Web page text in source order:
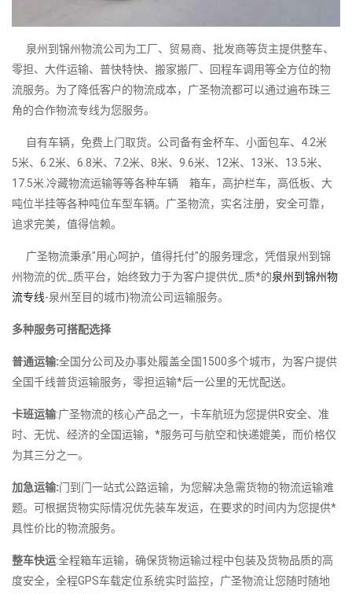
泉州到锦州物流公司为工厂、贸易商、批发商等货主提供整车、
零担、大件运输、普快特快、搬家搬厂、回程车调用等全方位的物
流服务。为了降低客户的物流成本，广圣物流都可以通过遍布珠三
角的合作物流专线为您服务。
自有车辆，免费上门取货。公司备有金杯车、小面包车、4.2米
5米、6.2米、6.8米、7.2米、8米、9.6米、12米、13米、13.5米、
17.5米.冷藏物流运输等等各种车辆 箱车，高护栏车，高低板、大
吨位半挂等各种吨位车型车辆。广圣物流，实名注册，安全可靠，
追求完美，值得信赖。
广圣物流秉承"用心呵护，值得托付"的服务理念，凭借泉州到锦
州物流的优_质平台，始终致力于为客户提供优_质*的泉州到锦州物
流专线-泉州至目的城市}物流公司运输服务。
多种服务可搭配选择
普通运输:全国分公司及办事处履盖全国1500多个城市，为客户提供
全国千线普货运输服务，零担运输*后一公里的无忧配送。
卡班运输:广圣物流的核心产品之一，卡车航班为您提供R安全、准
时、无忧、经济的全国运输，*服务可与航空和快递媲美，而价格仅
为其三分之一。
加急运输:门到门一站式公路运输，为您解决急需货物的物流运输难
题。可根据货物实际情况优先装车发运，在要求的时间内为您提供*
具性价比的物流服务。
整车快运:全程箱车运输，确保货物运输过程中包装及货物品质的高
度安全，全程GPS车载定位系统实时监控，广圣物流让您随时随地